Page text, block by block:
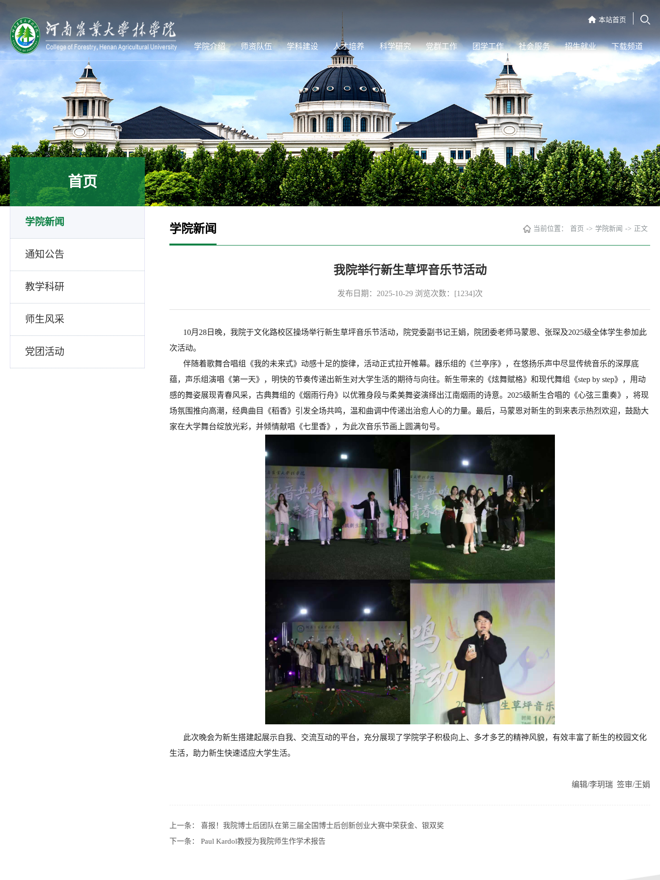
本站首页
学院介绍 师资队伍 学科建设 人才培养 科学研究 党群工作 团学工作 社会服务 招生就业 下载频道
首页
学院新闻
通知公告
教学科研
师生风采
党团活动
学院新闻 当前位置： 首页 -> 学院新闻 -> 正文
我院举行新生草坪音乐节活动
发布日期：2025-10-29 浏览次数：[1234]次
10月28日晚，我院于文化路校区操场举行新生草坪音乐节活动，院党委副书记王娟，院团委老师马蒙恩、张琛及2025级全体学生参加此
次活动。
伴随着歌舞合唱组《我的未来式》动感十足的旋律，活动正式拉开帷幕。器乐组的《兰亭序》，在悠扬乐声中尽显传统音乐的深厚底
蕴，声乐组演唱《第一天》，明快的节奏传递出新生对大学生活的期待与向往。新生带来的《炫舞赋格》和现代舞组《step by step》，用动
感的舞姿展现青春风采，古典舞组的《烟雨行舟》以优雅身段与柔美舞姿演绎出江南烟雨的诗意。2025级新生合唱的《心弦三重奏》，将现
场氛围推向高潮，经典曲目《稻香》引发全场共鸣，温和曲调中传递出治愈人心的力量。最后，马蒙恩对新生的到来表示热烈欢迎，鼓励大
家在大学舞台绽放光彩，并倾情献唱《七里香》，为此次音乐节画上圆满句号。
此次晚会为新生搭建起展示自我、交流互动的平台，充分展现了学院学子积极向上、多才多艺的精神风貌，有效丰富了新生的校园文化
生活，助力新生快速适应大学生活。
编辑/李玥瑞 签审/王娟
上一条： 喜报！我院博士后团队在第三届全国博士后创新创业大赛中荣获金、银双奖
下一条： Paul Kardol教授为我院师生作学术报告